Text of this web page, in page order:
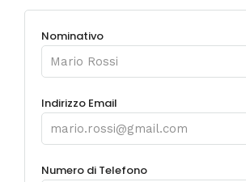
Nominativo
Indirizzo Email
Numero di Telefono